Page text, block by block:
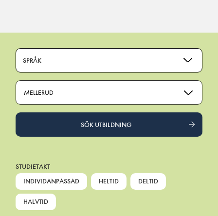
SPRÅK
MELLERUD
SÖK UTBILDNING
STUDIETAKT
INDIVIDANPASSAD
HELTID DELTID
HALVTID